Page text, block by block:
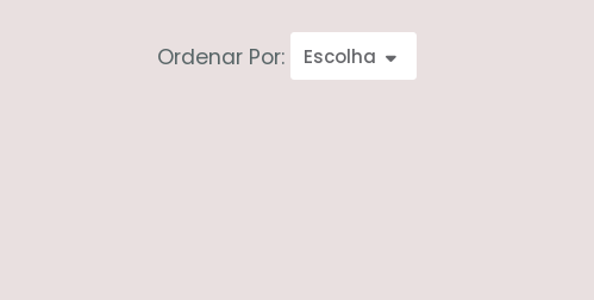
Ordenar Por: Escolha